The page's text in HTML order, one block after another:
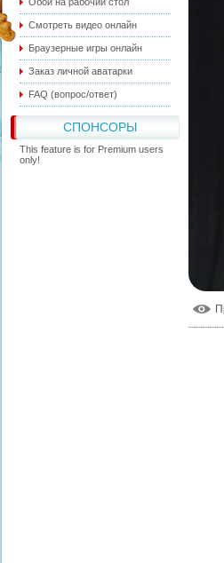
Смотреть видео онлайн
Браузерные игры онлайн
Заказ личной аватарки
FAQ (вопрос/ответ)
СПОНСОРЫ
This feature is for Premium users
only!